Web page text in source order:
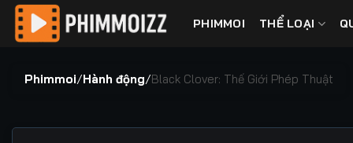
qua
PHIMMOI THỂ LOẠI
Phimmoi/Hành động/Black Clover: Thế Giới Phép Thuật